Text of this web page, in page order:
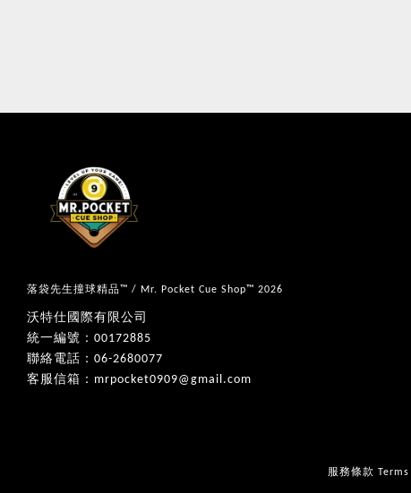
落袋先生撞球精品™ / Mr. Pocket Cue Shop™ 2026
沃特仕國際有限公司
統一編號：00172885
聯絡電話：06-2680077
客服信箱：mrpocket0909@gmail.com
服務條款